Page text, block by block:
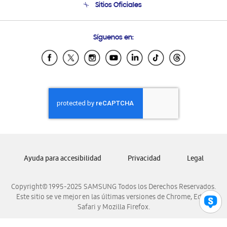
Soporte vía eMail
Sitios Oficiales
Samsung Ecuador
Samsung El Salvador
Samsung Honduras
Samsung Nicaragua
Samsung Panamá
Samsung Venezuela
Síguenos en:
Copyright© 1995-2025 SAMSUNG Todos los Derechos Reservados.
Este sitio se ve mejor en las últimas versiones de Chrome, Edge,
Safari y Mozilla Firefox.
Ayuda para accesibilidad Privacidad Legal